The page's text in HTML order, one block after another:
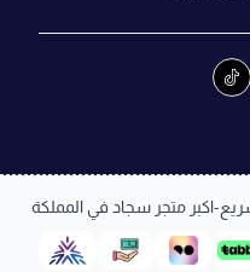
اكبر متجر سجاد في المملكة